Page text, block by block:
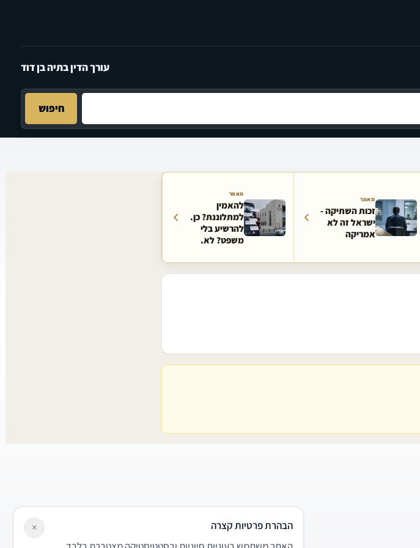
עורך הדין בתיה בן דוד
חיפוש
מאמר
זכות השתיקה -
ישראל זה לא
אמריקה
מאמר
להאמין
למתלוננת? כן.
להרשיע בלי
משפט? לא.
הבהרת פרטיות קצרה
×